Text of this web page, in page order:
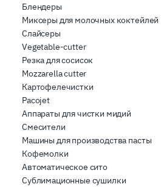
Блендеры
Миксеры для молочных коктейлей
Слайсеры
Vegetable-cutter
Резка для сосисок
Mozzarella cutter
Картофелечистки
Pacojet
Аппараты для чистки мидий
Смесители
Машины для производства пасты
Кофемолки
Автоматическое сито
Сублимационные сушилки